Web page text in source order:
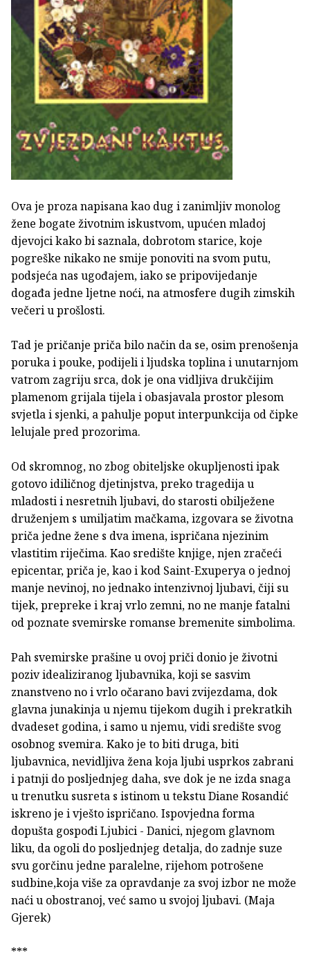
Ova je proza napisana kao dug i zanimljiv monolog
žene bogate životnim iskustvom, upućen mladoj
djevojci kako bi saznala, dobrotom starice, koje
pogreške nikako ne smije ponoviti na svom putu,
podsjeća nas ugođajem, iako se pripovijedanje
događa jedne ljetne noći, na atmosfere dugih zimskih
večeri u prošlosti.
Tad je pričanje priča bilo način da se, osim prenošenja
poruka i pouke, podijeli i ljudska toplina i unutarnjom
vatrom zagriju srca, dok je ona vidljiva drukčijim
plamenom grijala tijela i obasjavala prostor plesom
svjetla i sjenki, a pahulje poput interpunkcija od čipke
lelujale pred prozorima.
Od skromnog, no zbog obiteljske okupljenosti ipak
gotovo idiličnog djetinjstva, preko tragedija u
mladosti i nesretnih ljubavi, do starosti obilježene
druženjem s umiljatim mačkama, izgovara se životna
priča jedne žene s dva imena, ispričana njezinim
vlastitim riječima. Kao središte knjige, njen zračeći
epicentar, priča je, kao i kod Saint-Exuperya o jednoj
manje nevinoj, no jednako intenzivnoj ljubavi, čiji su
tijek, prepreke i kraj vrlo zemni, no ne manje fatalni
od poznate svemirske romanse bremenite simbolima.
Pah svemirske prašine u ovoj priči donio je životni
poziv idealiziranog ljubavnika, koji se sasvim
znanstveno no i vrlo očarano bavi zvijezdama, dok
glavna junakinja u njemu tijekom dugih i prekratkih
dvadeset godina, i samo u njemu, vidi središte svog
osobnog svemira. Kako je to biti druga, biti
ljubavnica, nevidljiva žena koja ljubi usprkos zabrani
i patnji do posljednjeg daha, sve dok je ne izda snaga
u trenutku susreta s istinom u tekstu Diane Rosandić
iskreno je i vješto ispričano. Ispovjedna forma
dopušta gospođi Ljubici - Danici, njegom glavnom
liku, da ogoli do posljednjeg detalja, do zadnje suze
svu gorčinu jedne paralelne, rijehom potrošene
sudbine,koja više za opravdanje za svoj izbor ne može
naći u obostranoj, već samo u svojoj ljubavi. (Maja
Gjerek)
***